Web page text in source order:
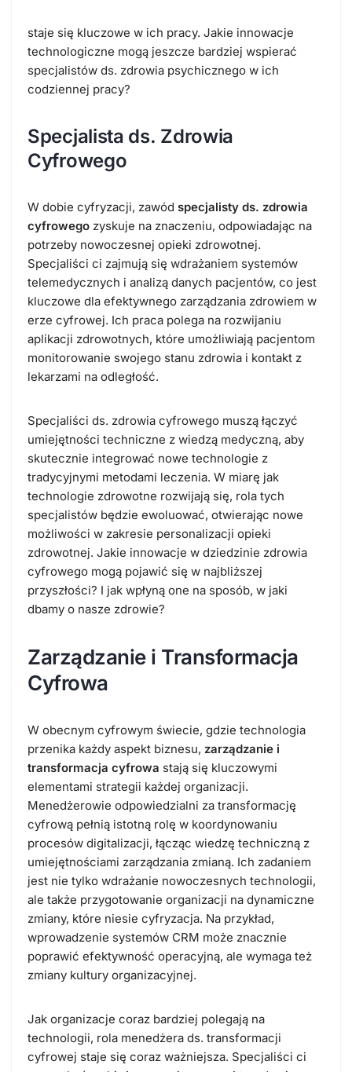
staje się kluczowe w ich pracy. Jakie innowacje
technologiczne mogą jeszcze bardziej wspierać
specjalistów ds. zdrowia psychicznego w ich
codziennej pracy?
Specjalista ds. Zdrowia
Cyfrowego
W dobie cyfryzacji, zawód specjalisty ds. zdrowia
cyfrowego zyskuje na znaczeniu, odpowiadając na
potrzeby nowoczesnej opieki zdrowotnej.
Specjaliści ci zajmują się wdrażaniem systemów
telemedycznych i analizą danych pacjentów, co jest
kluczowe dla efektywnego zarządzania zdrowiem w
erze cyfrowej. Ich praca polega na rozwijaniu
aplikacji zdrowotnych, które umożliwiają pacjentom
monitorowanie swojego stanu zdrowia i kontakt z
lekarzami na odległość.
Specjaliści ds. zdrowia cyfrowego muszą łączyć
umiejętności techniczne z wiedzą medyczną, aby
skutecznie integrować nowe technologie z
tradycyjnymi metodami leczenia. W miarę jak
technologie zdrowotne rozwijają się, rola tych
specjalistów będzie ewoluować, otwierając nowe
możliwości w zakresie personalizacji opieki
zdrowotnej. Jakie innowacje w dziedzinie zdrowia
cyfrowego mogą pojawić się w najbliższej
przyszłości? I jak wpłyną one na sposób, w jaki
dbamy o nasze zdrowie?
Zarządzanie i Transformacja
Cyfrowa
W obecnym cyfrowym świecie, gdzie technologia
przenika każdy aspekt biznesu, zarządzanie i
transformacja cyfrowa stają się kluczowymi
elementami strategii każdej organizacji.
Menedżerowie odpowiedzialni za transformację
cyfrową pełnią istotną rolę w koordynowaniu
procesów digitalizacji, łącząc wiedzę techniczną z
umiejętnościami zarządzania zmianą. Ich zadaniem
jest nie tylko wdrażanie nowoczesnych technologii,
ale także przygotowanie organizacji na dynamiczne
zmiany, które niesie cyfryzacja. Na przykład,
wprowadzenie systemów CRM może znacznie
poprawić efektywność operacyjną, ale wymaga też
zmiany kultury organizacyjnej.
Jak organizacje coraz bardziej polegają na
technologii, rola menedżera ds. transformacji
cyfrowej staje się coraz ważniejsza. Specjaliści ci